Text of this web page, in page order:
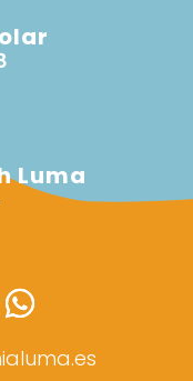
Luma